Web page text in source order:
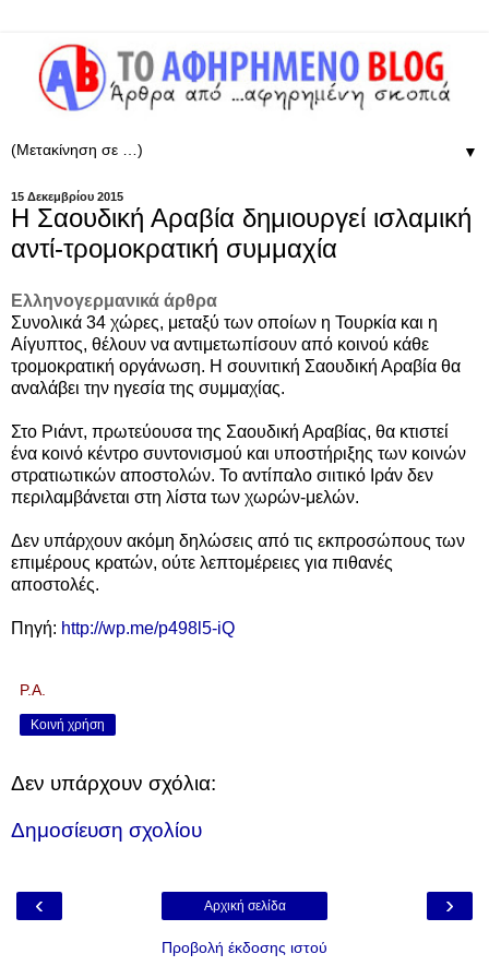
▼
15 Δεκεμβρίου 2015
Η Σαουδική Αραβία δημιουργεί ισλαμική
αντί-τρομοκρατική συμμαχία
Ελληνογερμανικά άρθρα
Συνολικά 34 χώρες, μεταξύ των οποίων η Τουρκία και η
Αίγυπτος, θέλουν να αντιμετωπίσουν από κοινού κάθε
τρομοκρατική οργάνωση. Η σουνιτική Σαουδική Αραβία θα
αναλάβει την ηγεσία της συμμαχίας.
Στο Ριάντ, πρωτεύουσα της Σαουδική Αραβίας, θα κτιστεί
ένα κοινό κέντρο συντονισμού και υποστήριξης των κοινών
στρατιωτικών αποστολών. Το αντίπαλο σιιτικό Ιράν δεν
περιλαμβάνεται στη λίστα των χωρών-μελών.
Δεν υπάρχουν ακόμη δηλώσεις από τις εκπροσώπους των
επιμέρους κρατών, ούτε λεπτομέρειες για πιθανές
αποστολές.
Πηγή: http://wp.me/p498l5-iQ
P.A.
Κοινή χρήση
Δεν υπάρχουν σχόλια:
Δημοσίευση σχολίου
‹ ›
Αρχική σελίδα
Προβολή έκδοσης ιστού